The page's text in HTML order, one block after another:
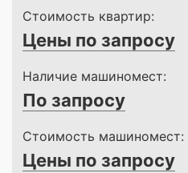
Стоимость квартир:
Цены по запросу
Наличие машиномест:
По запросу
Стоимость машиномест:
Цены по запросу